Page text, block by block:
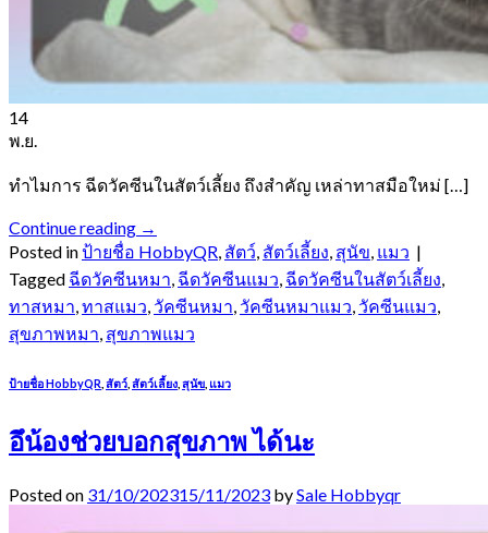
14
พ.ย.
ทำไมการ ฉีดวัคซีนในสัตว์เลี้ยง ถึงสำคัญ เหล่าทาสมือใหม่ […]
Continue reading →
Posted inป้ายชื่อ HobbyQR สัตว์ สัตว์เลี้ยง สุนัข แมว |
Tagged ฉีดวัคซีนหมา ฉีดวัคซีนแมว ฉีดวัคซีนในสัตว์เลี้ยง
ทาสหมา ทาสแมว วัคซีนหมา วัคซีนหมาแมว วัคซีนแมว
สุขภาพหมา สุขภาพแมว
ป้ายชื่อ HobbyQR สัตว์ สัตว์เลี้ยง สุนัข แมว
อึน้องช่วยบอกสุขภาพ ได้นะ
Posted on 31/10/202315/11/2023 bySale Hobbyqr